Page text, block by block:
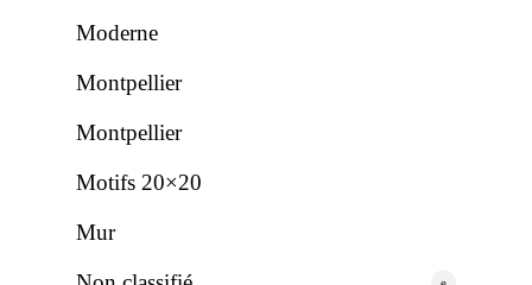
Moderne
Montpellier
Montpellier
Motifs 20×20
Mur